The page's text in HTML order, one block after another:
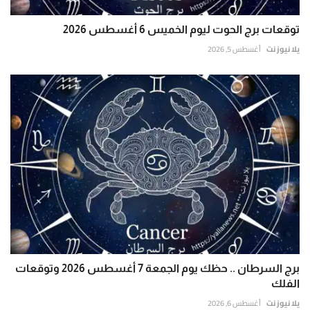
توقعات برج الحوت ليوم الخميس 6 أغسطس 2026
يلا نيوز نت أغسطس 5, 2026
برج السرطان .. حظك يوم الجمعة 7 أغسطس 2026 وتوقعات
الفلك
يلا نيوز نت أغسطس 6, 2026